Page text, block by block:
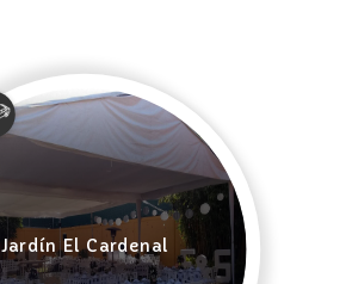
Jardín El Cardenal